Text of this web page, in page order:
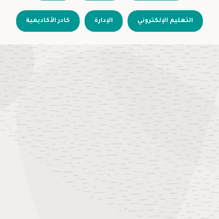
كادر الأكاديمية الإدارة التعليم الإلكتروني